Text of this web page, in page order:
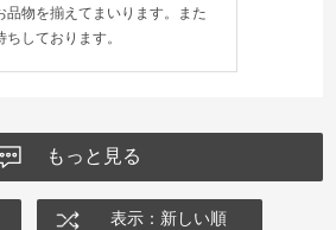
品物を揃えてまいります。また
しております。
もっと見る
表示：新しい順